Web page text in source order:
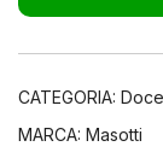
CATEGORIA:
MARCA: Masotti